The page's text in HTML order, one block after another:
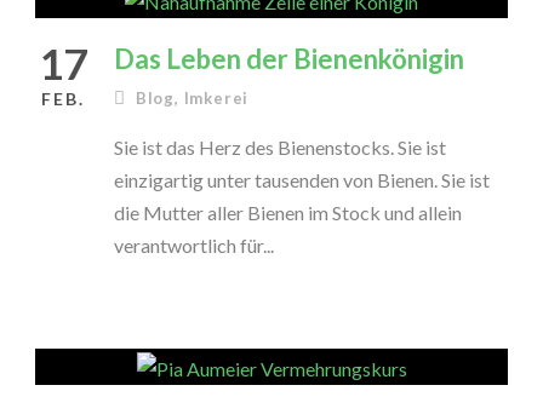
17
FEB.
Das Leben der Bienenkönigin
Blog, Imkerei
Sie ist das Herz des Bienenstocks. Sie ist
einzigartig unter tausenden von Bienen. Sie ist
die Mutter aller Bienen im Stock und allein
verantwortlich für...